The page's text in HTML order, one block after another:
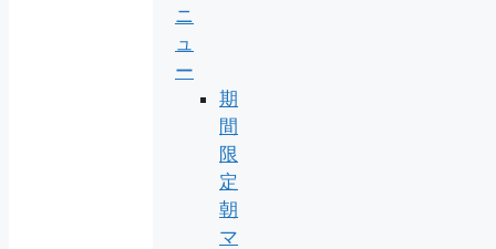
ニ
ュ
ー
期
間
限
定
朝
マ